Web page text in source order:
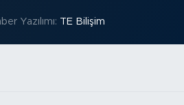
Yazılımı: TE Bilişim